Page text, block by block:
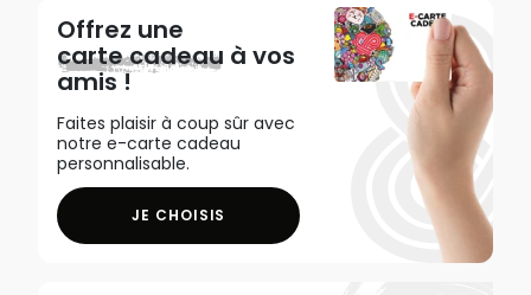
Offrez une
carte cadeau à vos
amis !
Faites plaisir à coup sûr avec
notre e-carte cadeau
personnalisable.
JE CHOISIS